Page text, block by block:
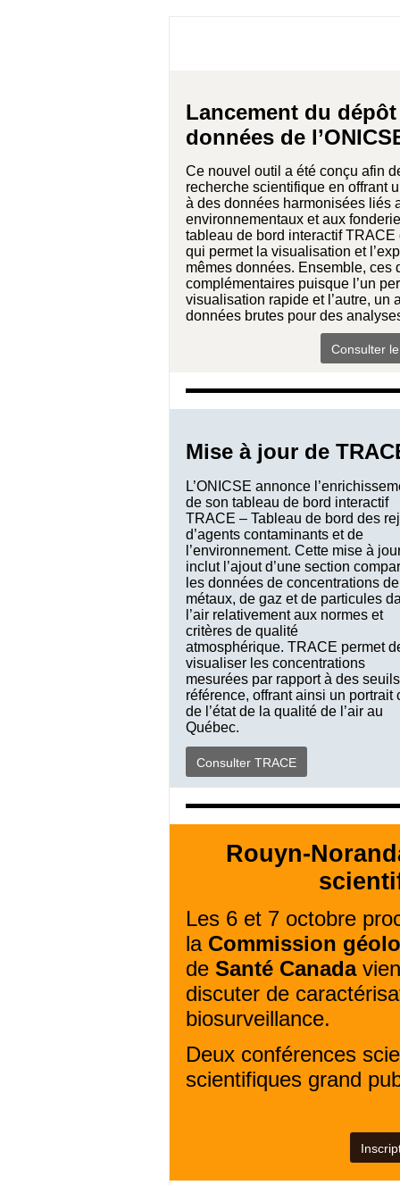
Lancement du
données de
Ce nouvel outil a été conçu afin
recherche scientifique en offrant
à des données harmonisées liés
environnementaux et aux
tableau de bord interactif
qui permet la visualisation et
mêmes données. Ensemble, ces
complémentaires puisque l’un
visualisation rapide et l’autre, un
données brutes pour des
Consulter
Mise à jour de
L’ONICSE annonce
de son tableau de bord interactif
TRACE – Tableau de bord des
d’agents contaminants et de
l’environnement. Cette mise à
inclut l’ajout d’une section
les données de concentrations de
métaux, de gaz et de particules
l’air relativement aux normes et
critères de qualité
atmosphérique. TRACE permet
visualiser les concentrations
mesurées par rapport à des
référence, offrant ainsi un portrait
de l’état de la qualité de l’air au
Québec.
Consulter TRACE
Rouyn-
Les 6 et 7 octobre
la Commission
de Santé Canada
discuter de
biosurveillance.
Deux conférences
scientifiques grand